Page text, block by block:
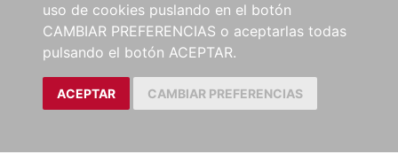
uso de cookies puslando en el botón
CAMBIAR PREFERENCIAS o aceptarlas todas
pulsando el botón ACEPTAR.
ACEPTAR CAMBIAR PREFERENCIAS